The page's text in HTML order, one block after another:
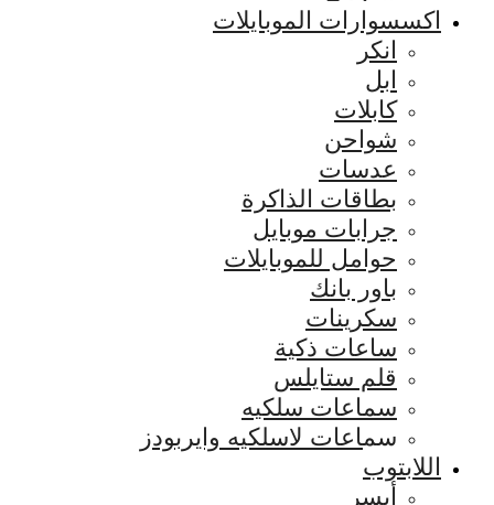
اكسسوارات الموبايلات
انكر
ابل
كابلات
شواحن
عدسات
بطاقات الذاكرة
جرابات موبايل
حوامل للموبايلات
باور بانك
سكرينات
ساعات ذكية
قلم ستايلس
سماعات سلكيه
سماعات لاسلكيه وايربودز
اللابتوب
أيسر